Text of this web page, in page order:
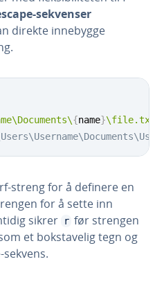
sekvenser
direkte innebygge
{name}
streng for å definere en
for å sette inn
sikrer r før strengen
et bokstavelig tegn og